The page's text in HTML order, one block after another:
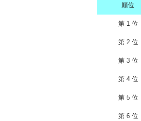
順位
第 1 位
第 2 位
第 3 位
第 4 位
第 5 位
第 6 位